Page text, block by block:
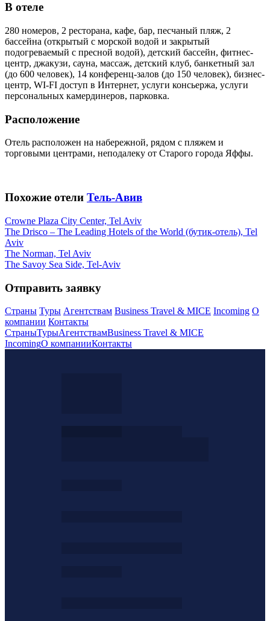
В отеле
280 номеров, 2 ресторана, кафе, бар, песчаный пляж, 2
бассейна (открытый с морской водой и закрытый
подогреваемый с пресной водой), детский бассейн, фитнес-
центр, джакузи, сауна, массаж, детский клуб, банкетный зал
(до 600 человек), 14 конференц-залов (до 150 человек), бизнес-
центр, WI-FI доступ в Интернет, услуги консьержа, услуги
персональных камердинеров, парковка.
Расположение
Отель расположен на набережной, рядом с пляжем и
торговыми центрами, неподалеку от Старого города Яффы.
Похожие отели Тель-Авив
Crowne Plaza City Center, Tel Aviv
The Drisco – The Leading Hotels of the World (бутик-отель), Tel
Aviv
The Norman, Tel Aviv
The Savoy Sea Side, Tel-Aviv
Отправить заявку
Страны Туры Агентствам Business Travel & MICE Incoming О
компании Контакты
СтраныТурыАгентствамBusiness Travel & MICE
IncomingО компанииКонтакты